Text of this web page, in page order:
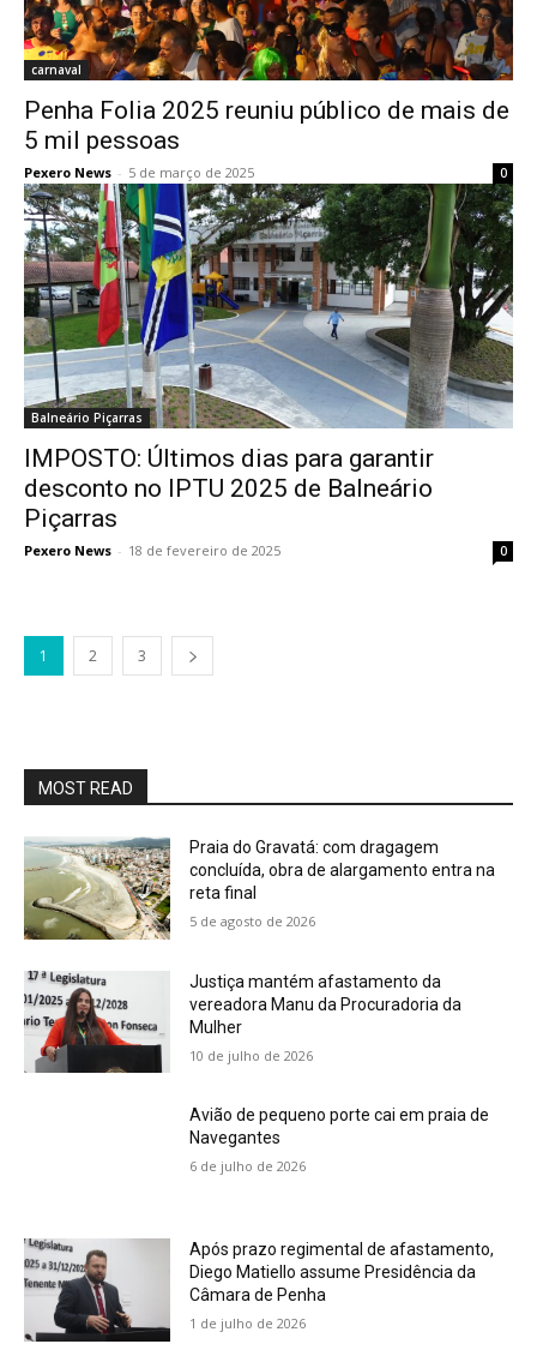
carnaval
Penha Folia 2025 reuniu público de mais de
5 mil pessoas
Pexero News - 5 de março de 2025 0
Balneário Piçarras
IMPOSTO: Últimos dias para garantir
desconto no IPTU 2025 de Balneário
Piçarras
Pexero News - 18 de fevereiro de 2025 0
1 2 3
MOST READ
Praia do Gravatá: com dragagem
concluída, obra de alargamento entra na
reta final
5 de agosto de 2026
Justiça mantém afastamento da
vereadora Manu da Procuradoria da
Mulher
10 de julho de 2026
Avião de pequeno porte cai em praia de
Navegantes
6 de julho de 2026
Após prazo regimental de afastamento,
Diego Matiello assume Presidência da
Câmara de Penha
1 de julho de 2026